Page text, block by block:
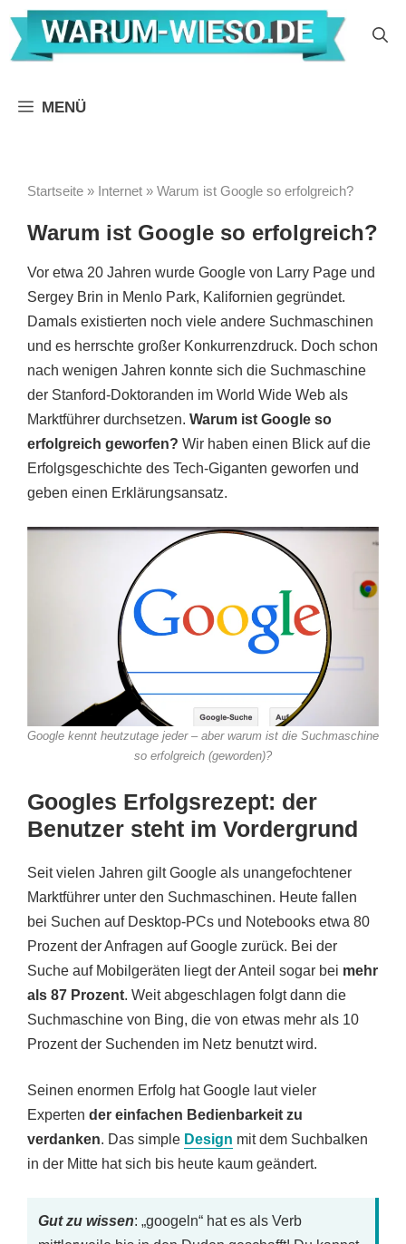
Zum
Inhalt
springen
MENÜ
Startseite » Internet » Warum ist Google so erfolgreich?
Warum ist Google so erfolgreich?
Vor etwa 20 Jahren wurde Google von Larry Page und
Sergey Brin in Menlo Park, Kalifornien gegründet.
Damals existierten noch viele andere Suchmaschinen
und es herrschte großer Konkurrenzdruck. Doch schon
nach wenigen Jahren konnte sich die Suchmaschine
der Stanford-Doktoranden im World Wide Web als
Marktführer durchsetzen. Warum ist Google so
erfolgreich geworfen? Wir haben einen Blick auf die
Erfolgsgeschichte des Tech-Giganten geworfen und
geben einen Erklärungsansatz.
Google kennt heutzutage jeder – aber warum ist die Suchmaschine
so erfolgreich (geworden)?
Googles Erfolgsrezept: der
Benutzer steht im Vordergrund
Seit vielen Jahren gilt Google als unangefochtener
Marktführer unter den Suchmaschinen. Heute fallen
bei Suchen auf Desktop-PCs und Notebooks etwa 80
Prozent der Anfragen auf Google zurück. Bei der
Suche auf Mobilgeräten liegt der Anteil sogar bei mehr
als 87 Prozent. Weit abgeschlagen folgt dann die
Suchmaschine von Bing, die von etwas mehr als 10
Prozent der Suchenden im Netz benutzt wird.
Seinen enormen Erfolg hat Google laut vieler
Experten der einfachen Bedienbarkeit zu
verdanken. Das simple Design mit dem Suchbalken
in der Mitte hat sich bis heute kaum geändert.
Gut zu wissen: „googeln“ hat es als Verb